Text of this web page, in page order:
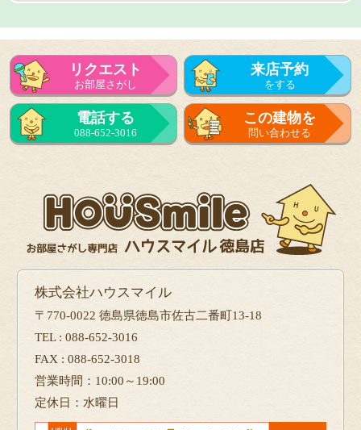
リクエスト
お部屋さがし
来店予約
をする
来店予約
をする
電話する
088-652-3016
この建物を
問い合わせる
株式会社ハウスマイル
〒770-0022 徳島県徳島市佐古二番町13-18
TEL : 088-652-3016
FAX : 088-652-3018
営業時間：10:00～19:00
定休日：水曜日